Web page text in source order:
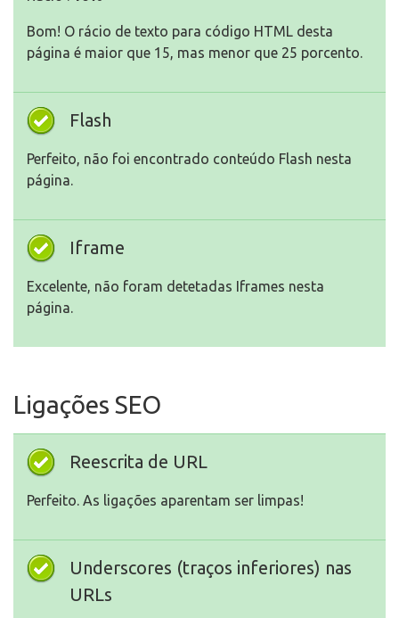
Bom! O rácio de texto para código HTML desta
página é maior que 15, mas menor que 25 porcento.
Flash
Perfeito, não foi encontrado conteúdo Flash nesta
página.
Iframe
Excelente, não foram detetadas Iframes nesta
página.
Ligações SEO
Reescrita de URL
Perfeito. As ligações aparentam ser limpas!
Underscores (traços inferiores) nas
URLs